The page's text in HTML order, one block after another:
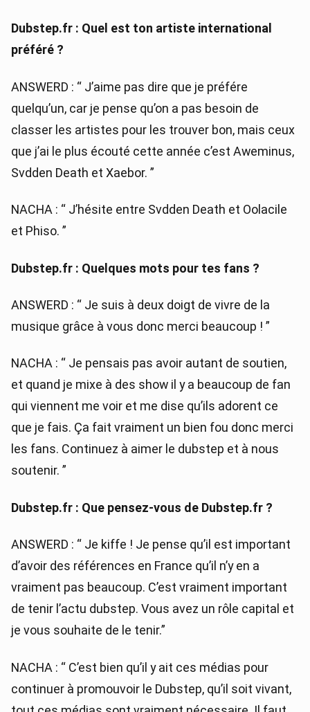
Dubstep.fr : Quel est ton artiste international
préféré ?
ANSWERD : “ J’aime pas dire que je préfére
quelqu’un, car je pense qu’on a pas besoin de
classer les artistes pour les trouver bon, mais ceux
que j’ai le plus écouté cette année c’est Aweminus,
Svdden Death et Xaebor. ”
NACHA : “ J’hésite entre Svdden Death et Oolacile
et Phiso. ”
Dubstep.fr : Quelques mots pour tes fans ?
ANSWERD : “ Je suis à deux doigt de vivre de la
musique grâce à vous donc merci beaucoup ! ”
NACHA : “ Je pensais pas avoir autant de soutien,
et quand je mixe à des show il y a beaucoup de fan
qui viennent me voir et me dise qu’ils adorent ce
que je fais. Ça fait vraiment un bien fou donc merci
les fans. Continuez à aimer le dubstep et à nous
soutenir. ”
Dubstep.fr : Que pensez-vous de Dubstep.fr ?
ANSWERD : “ Je kiffe ! Je pense qu’il est important
d’avoir des références en France qu’il n’y en a
vraiment pas beaucoup. C’est vraiment important
de tenir l’actu dubstep. Vous avez un rôle capital et
je vous souhaite de le tenir.”
NACHA : “ C’est bien qu’il y ait ces médias pour
continuer à promouvoir le Dubstep, qu’il soit vivant,